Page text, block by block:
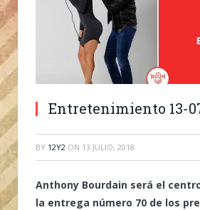
Entretenimiento 13-
BY 12Y2 ON 13 JULIO, 2018
Anthony Bourdain será el
la entrega número 70 de los